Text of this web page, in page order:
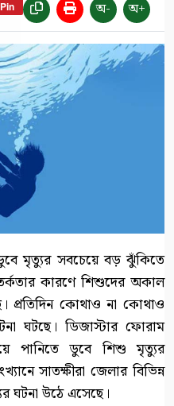
Pin অ- অ+
মৃত্যুর সবচেয়ে বড় ঝুঁকিতে
কারণে শিশুদের অকাল
প্রতিদিন কোথাও না কোথাও
ঘটছে। ডিজাস্টার ফোরাম
পানিতে ডুবে শিশু মৃত্যুর
সাতক্ষীরা জেলার বিভিন্ন
ঘটনা উঠে এসেছে।